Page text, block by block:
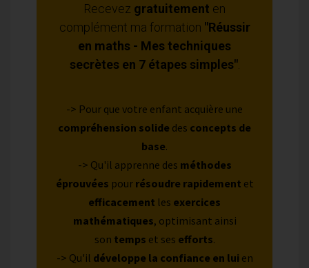
Recevez gratuitement en
complément ma formation "Réussir
en maths - Mes techniques
secrètes en 7 étapes simples".
-> Pour que votre enfant acquière une
compréhension solide des concepts de
base.
-> Qu'il apprenne des méthodes
éprouvées pourrésoudre rapidement et
efficacement les exercices
mathématiques, optimisant ainsi
son temps et ses efforts.
-> Qu'il développe la confiance en lui en